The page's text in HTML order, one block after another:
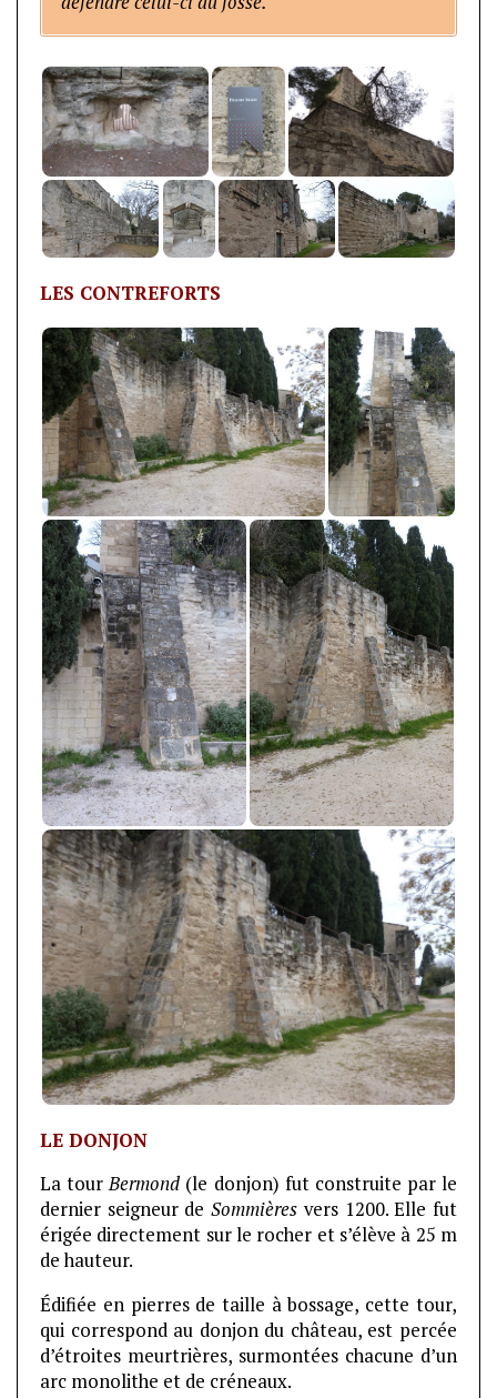
LES CONTREFORTS
LE DONJON
La tourBermond (le donjon) fut construite par le
dernier seigneur deSommières vers 1200. Elle fut
érigée directement sur le rocher et s’élève à 25 m
de hauteur.
Édifiée en pierres de taille à bossage, cette tour,
qui correspond au donjon du château, est percée
d’étroites meurtrières, surmontées chacune d’un
arc monolithe et de créneaux.